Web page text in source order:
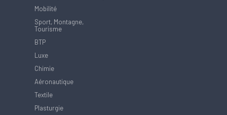
Mobilité
Sport, Montagne,
Tourisme
BTP
Luxe
Chimie
Aéronautique
Textile
Plasturgie